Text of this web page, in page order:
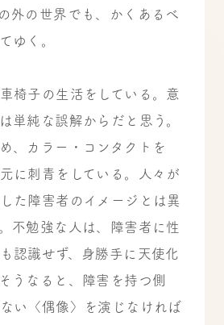
外の世界でも、かくあるべ
ゆく。
椅子の生活をしている。意
単純な誤解からだと思う。
、カラー・コンタクトを
に刺青をしている。人々が
た障害者のイメージとは異
不勉強な人は、障害者に性
認識せず、身勝手に天使化
うなると、障害を持つ側
い〈偶像〉を演じなければ